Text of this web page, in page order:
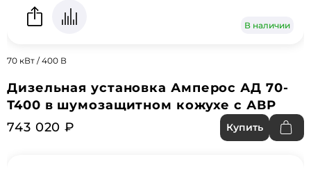
В наличии
70 кВт / 400 В
Дизельная установка Амперос АД 70-
Т400 в шумозащитном кожухе с АВР
743 020 ₽
Купить